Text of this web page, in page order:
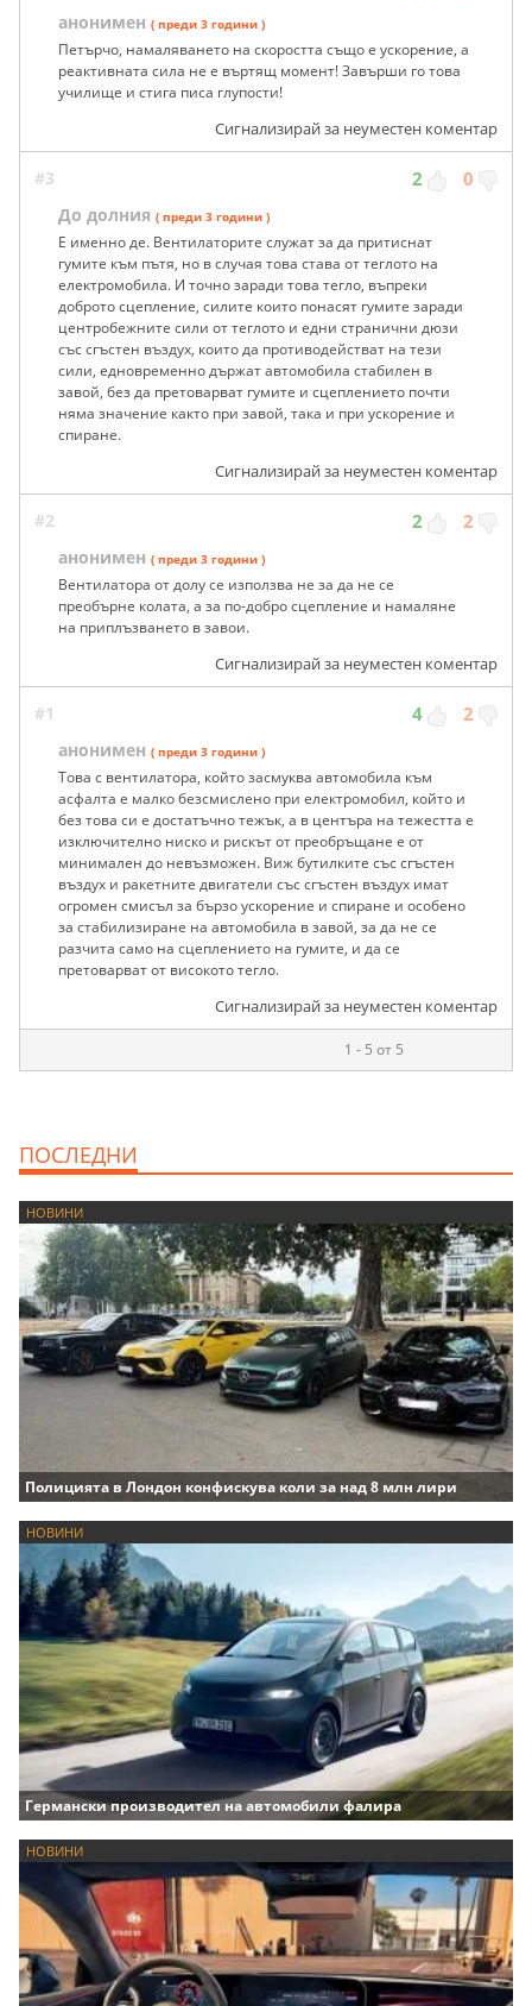
анонимен ( преди 3 години )
Петърчо, намаляването на скоростта също е ускорение, а
реактивната сила не е въртящ момент! Завърши го това
училище и стига писа глупости!
Сигнализирай за неуместен коментар
#3 2 0
До долния ( преди 3 години )
Е именно де. Вентилаторите служат за да притиснат
гумите към пътя, но в случая това става от теглото на
електромобила. И точно заради това тегло, въпреки
доброто сцепление, силите които понасят гумите заради
центробежните сили от теглото и едни странични дюзи
със сгъстен въздух, които да противодействат на тези
сили, едновременно държат автомобила стабилен в
завой, без да претоварват гумите и сцеплението почти
няма значение както при завой, така и при ускорение и
спиране.
Сигнализирай за неуместен коментар
#2 2 2
анонимен ( преди 3 години )
Вентилатора от долу се използва не за да не се
преобърне колата, а за по-добро сцепление и намаляне
на приплъзването в завои.
Сигнализирай за неуместен коментар
#1 4 2
анонимен ( преди 3 години )
Това с вентилатора, който засмуква автомобила към
асфалта е малко безсмислено при електромобил, който и
без това си е достатъчно тежък, а в центъра на тежестта е
изключително ниско и рискът от преобръщане е от
минимален до невъзможен. Виж бутилките със сгъстен
въздух и ракетните двигатели със сгъстен въздух имат
огромен смисъл за бързо ускорение и спиране и особено
за стабилизиране на автомобила в завой, за да не се
разчита само на сцеплението на гумите, и да се
претоварват от високото тегло.
Сигнализирай за неуместен коментар
1 - 5 от 5
ПОСЛЕДНИ
НОВИНИ
Полицията в Лондон конфискува коли за над 8 млн лири
НОВИНИ
Германски производител на автомобили фалира
НОВИНИ